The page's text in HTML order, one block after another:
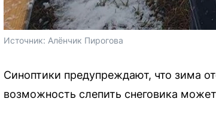
Источник: Алёнчик Пирогова
Синоптики предупреждают, что зима
возможность слепить снеговика